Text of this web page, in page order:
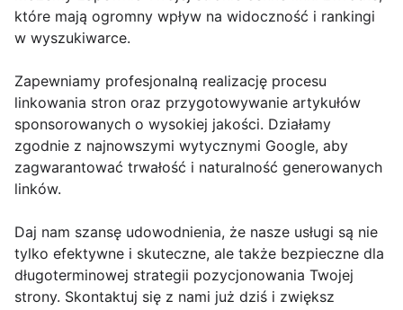
które mają ogromny wpływ na widoczność i rankingi
w wyszukiwarce.
Zapewniamy profesjonalną realizację procesu
linkowania stron oraz przygotowywanie artykułów
sponsorowanych o wysokiej jakości. Działamy
zgodnie z najnowszymi wytycznymi Google, aby
zagwarantować trwałość i naturalność generowanych
linków.
Daj nam szansę udowodnienia, że nasze usługi są nie
tylko efektywne i skuteczne, ale także bezpieczne dla
długoterminowej strategii pozycjonowania Twojej
strony. Skontaktuj się z nami już dziś i zwiększ